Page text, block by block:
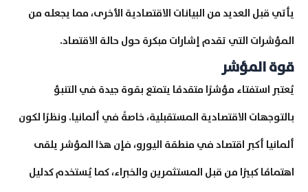
يأتي قبل العديد من البيانات الاقتصادية الأخرى، مما يجعله من
المؤشرات التي تقدم إشارات مبكرة حول حالة الاقتصاد.
قوة المؤشر
يُعتبر استفتاء مؤشرًا متقدمًا يتمتع بقوة جيدة في التنبؤ
بالتوجهات الاقتصادية المستقبلية، خاصةً في ألمانيا. ونظرًا لكون
ألمانيا أكبر اقتصاد في منطقة اليورو، فإن هذا المؤشر يلقى
اهتمامًا كبيرًا من قبل المستثمرين والخبراء، كما يُستخدم كدليل